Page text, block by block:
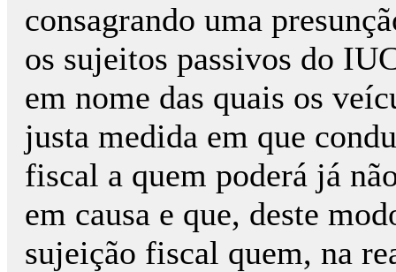
consagrando uma
os sujeitos passivos do
em nome das quais os
justa medida em que
fiscal a quem poderá já
em causa e que, deste
sujeição fiscal quem, na